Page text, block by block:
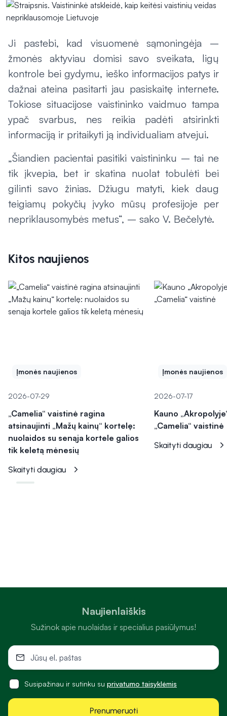
Ji pastebi, kad visuomenė sąmoningėja –
žmonės aktyviau domisi savo sveikata, ligų
kontrole bei gydymu, ieško informacijos patys ir
dažnai ateina pasitarti jau pasiskaitę internete.
Tokiose situacijose vaistininko vaidmuo tampa
ypač svarbus, nes reikia padėti atsirinkti
informaciją ir pritaikyti ją individualiam atvejui.
„Šiandien pacientai pasitiki vaistininku – tai ne
tik įkvepia, bet ir skatina nuolat tobulėti bei
gilinti savo žinias. Džiugu matyti, kiek daug
teigiamų pokyčių įvyko mūsų profesijoje per
nepriklausomybės metus“, – sako V. Bečelytė.
Kitos naujienos
Įmonės naujienos
2026-07-29
„Camelia“ vaistinė ragina
atsinaujinti „Mažų kainų“ kortelę:
nuolaidos su senąja kortele galios
tik keletą mėnesių
Skaityti daugiau
Įmonės naujienos
2026-07-17
Kauno
„Camelia“ vaistinė
Skaityti daugiau
Naujienlaiškis
Sužinok apie nuolaidas ir specialius pasiūlymus!
Susipažinau ir sutinku su privatumo taisyklėmis
Prenumeruoti